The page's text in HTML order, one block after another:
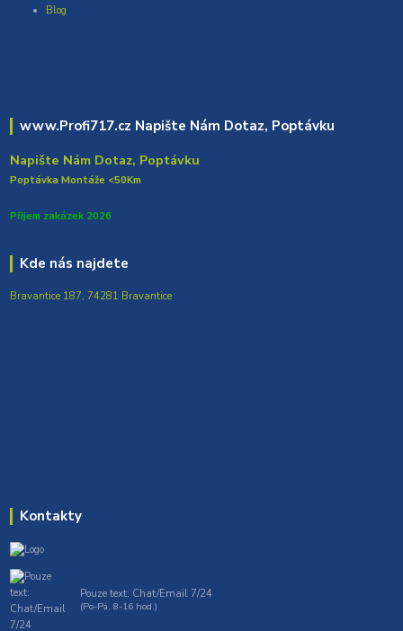
Blog
www.Profi717.cz Napište Nám Dotaz, Poptávku
Napište Nám Dotaz, Poptávku
Poptávka Montáže <50Km
Přijem zakázek 2026
Kde nás najdete
Bravantice 187, 74281 Bravantice
Kontakty
Pouze text: Chat/Email 7/24
(Po-Pá, 8-16 hod.)